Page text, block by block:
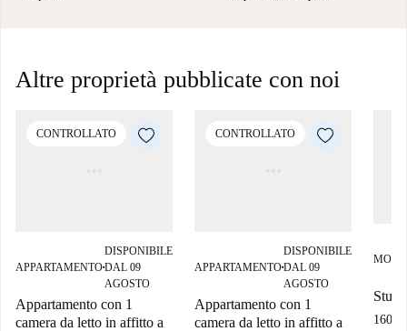
Altre proprietà pubblicate con noi
CONTROLLATO
APPARTAMENTO■
DISPONIBILE
DAL 09
AGOSTO
Appartamento con 1
camera da letto in affitto a
CONTROLLATO
APPARTAMENTO■
DISPONIBILE
DAL 09
AGOSTO
Appartamento con 1
camera da letto in affitto a
1600